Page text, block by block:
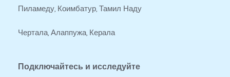
Пиламеду, Коимбатур, Тамил Наду
Чертала, Алаппужа, Керала
Подключайтесь и исследуйте